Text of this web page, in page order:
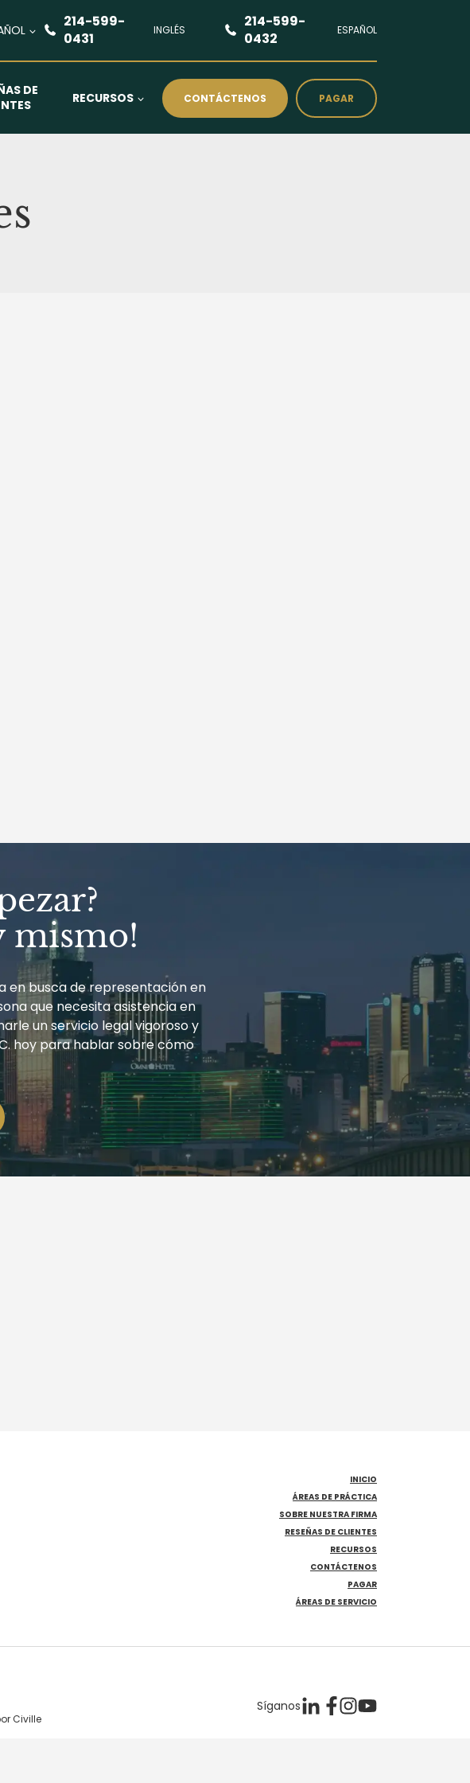
214-599-
0431
INGLÉS
214-599-
0432
ESPAÑOL
DE
RECURSOS CONTÁCTENOS PAGAR
mismo!
en busca de representación en
que necesita asistencia en
un servicio legal vigoroso y
hoy para hablar sobre cómo
INICIO
ÁREAS DE PRÁCTICA
SOBRE NUESTRA FIRMA
RESEÑAS DE CLIENTES
RECURSOS
CONTÁCTENOS
PAGAR
ÁREAS DE SERVICIO
Civille
Síganos